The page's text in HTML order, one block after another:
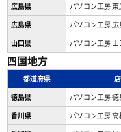
広島県
パソコン工房 東
広島県
パソコン工房
山口県
パソコン工房 山
四国地方
都道府県
徳島県
パソコン工房 徳
香川県
パソコン工房 高